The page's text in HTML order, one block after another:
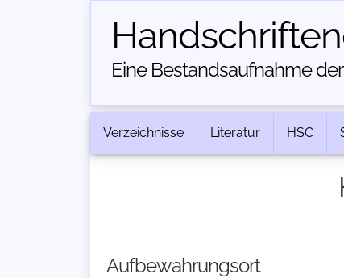
Eine Bestandsaufnahme
Verzeichnisse Literatur HSC
Aufbewahrungsort